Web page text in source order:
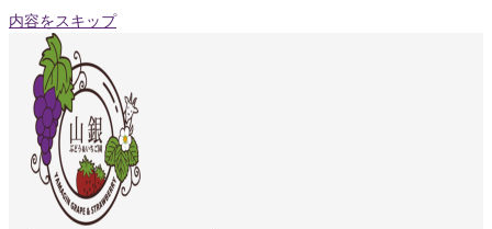
内容をスキップ